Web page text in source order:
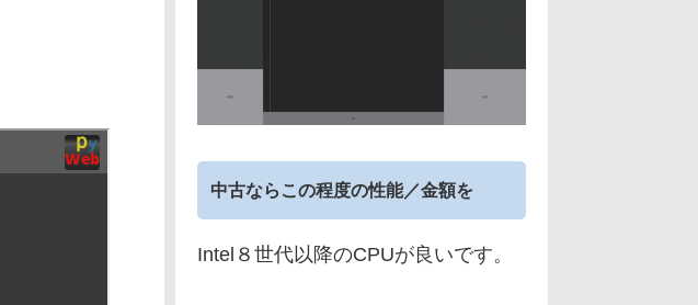
中古ならこの程度の性能／金額を
Intel８世代以降のCPUが良いです。